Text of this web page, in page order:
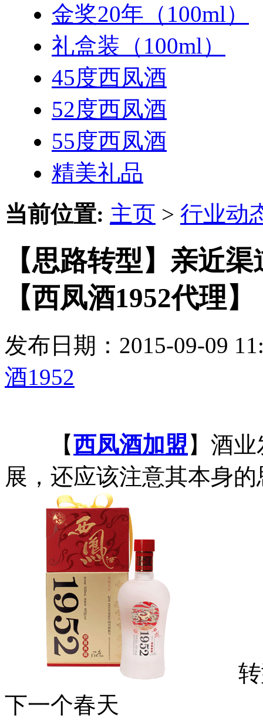
金奖20年（100ml）
礼盒装（100ml）
45度西凤酒
52度西凤酒
55度西凤酒
精美礼品
当前位置: 主页 > 行业动
【思路转型】亲近
【西凤酒1952代理】
发布日期：2015-09-09
酒1952
【西凤酒加盟 】酒
展，还应该注意其本身
转型
下一个春天